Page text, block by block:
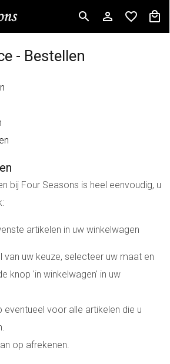
- Bestellen
bij Four Seasons is heel eenvoudig, u
artikelen in uw winkelwagen
van uw keuze, selecteer uw maat en
knop 'in winkelwagen' in uw
eventueel voor alle artikelen die u
op afrekenen.